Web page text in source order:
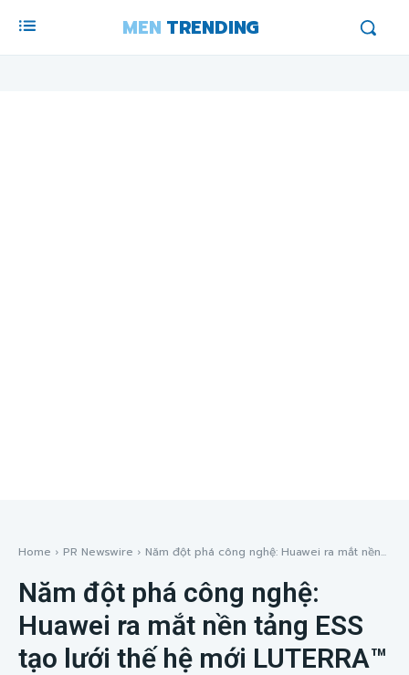
MEN TRENDING
Home PR Newswire Năm đột phá công nghệ: Huawei ra mắt nền...
Năm đột phá công nghệ:
Huawei ra mắt nền tảng ESS
tạo lưới thế hệ mới LUTERRA™